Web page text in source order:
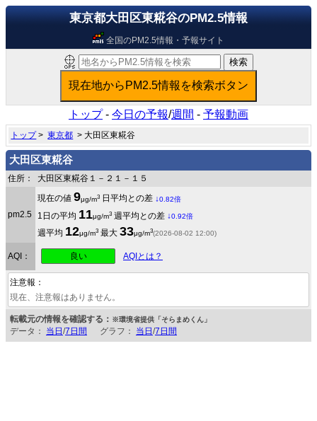
東京都大田区東糀谷のPM2.5情報
全国のPM2.5情報・予報サイト
トップ- 今日の予報/週間 - 予報動画
トップ>東京都 > 大田区東糀谷
大田区東糀谷
住所： 大田区東糀谷１－２１－１５
pm2.5
現在の値 9μg/m3 日平均との差 ↓0.82倍
1日の平均 11μg/m3 週平均との差 ↓0.92倍
週平均 12μg/m3 最大 33μg/m3(2026-08-02 12:00)
AQI： 良い AQIとは？
注意報：
現在、注意報はありません。
転載元の情報を確認する： ※環境省提供「そらまめくん」
データ： 当日 /7日間 グラフ： 当日 /7日間